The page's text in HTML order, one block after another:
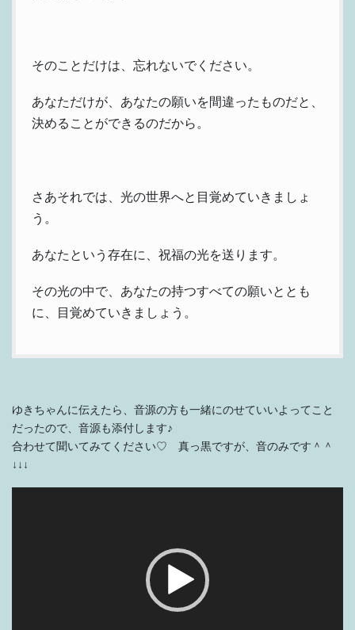
そのことだけは、忘れないでください。
あなただけが、あなたの願いを間違ったものだと、
決めることができるのだから。
さあそれでは、光の世界へと目覚めていきましょ
う。
あなたという存在に、祝福の光を送ります。
その光の中で、あなたの持つすべての願いととも
に、目覚めていきましょう。
ゆきちゃんに伝えたら、音源の方も一緒にのせていいよってこと
だったので、音源も添付します♪
合わせて聞いてみてください♡ 真っ黒ですが、音のみです＾＾
↓↓↓